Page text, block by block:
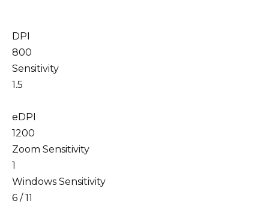
DPI
800
Sensitivity
1.5
eDPI
1200
Zoom Sensitivity
1
Windows Sensitivity
6 / 11